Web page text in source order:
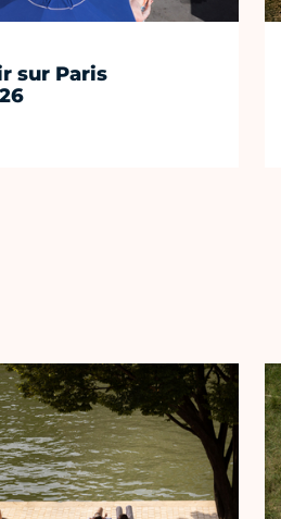
sur Paris